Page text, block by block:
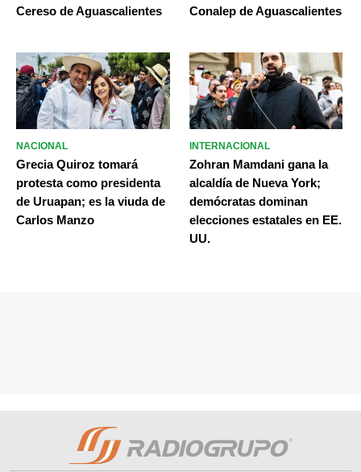
Cereso de Aguascalientes
Conalep de Aguascalientes
NACIONAL
Grecia Quiroz tomará
protesta como presidenta
de Uruapan; es la viuda de
Carlos Manzo
INTERNACIONAL
Zohran Mamdani gana la
alcaldía de Nueva York;
demócratas dominan
elecciones estatales en EE.
UU.